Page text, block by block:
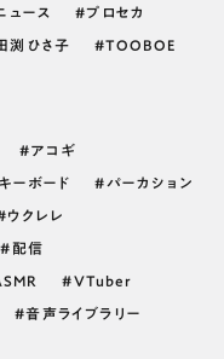
ュース プロセカ
渕ひさ子 TOOBOE
アコギ
キーボード パーカション
ウクレレ
配信
VTuber
音声ライブラリー